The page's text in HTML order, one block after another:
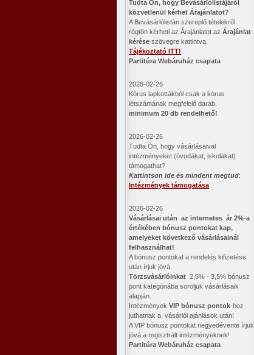
​Tudta Ön, hogy Bevásárlólistájáról
közvetlenül kérhet Árajánlatot?
A Bevásárlólistán szereplő tételekről
rögtön kérheti az Árajánlatot az Árajánlat
kérése szövegre kattintva.
Tájékoztató ITT!
Partitúra Webáruház csapata
2026-02-26
Kórus lapkottákból csak a kórus
létszámának megfelelő darab,
minimum 20 db rendelhető!
2026-02-26
Tudta Ön, hogy vásárlásaival
intézményeket (óvodákat, iskolákat)
támogathat?
Kattintson ide és mindent megtud:
Intézmények támogatása
2026-02-26
Vásárlásai után az internetes ár 2%-a
értékében bónusz pontokat kap,
amelyeket következő vásárlásainál
felhasználhat!
A bónusz pontokat a rendelés kifizetése
után írjuk jóvá.
Törzsvásárlóinkat 2,5% - 3,5% bónusz
pont kategóriába soroljuk vásárlásaik
alapján.
Intézmények VIP bónusz pontok-hoz
juthatnak a vásárlói ajánlások után!
A VIP bónusz pontokat negyedévente írjuk
jóvá a regisztrált intézményeknek!
Partitúra Webáruház csapata